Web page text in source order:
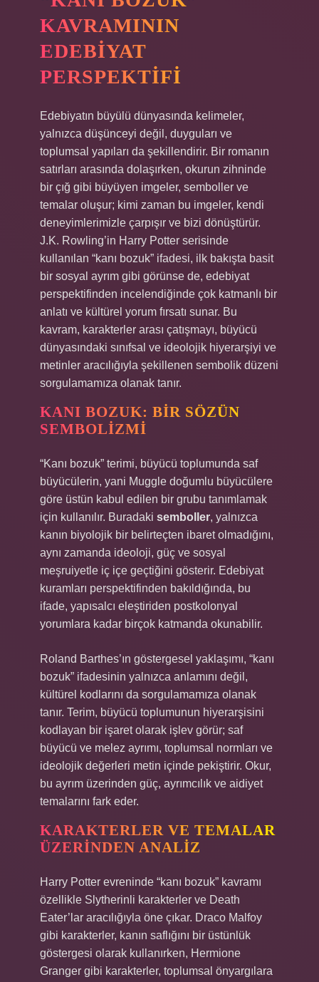
KAVRAMININ
EDEBIYAT
PERSPEKTIFI
Edebiyatın büyülü dünyasında kelimeler,
yalnızca düşünceyi değil, duyguları ve
toplumsal yapıları da şekillendirir. Bir romanın
satırları arasında dolaşırken, okurun zihninde
bir çığ gibi büyüyen imgeler, semboller ve
temalar oluşur; kimi zaman bu imgeler, kendi
deneyimlerimizle çarpışır ve bizi dönüştürür.
J.K. Rowling’in Harry Potter serisinde
kullanılan “kanı bozuk” ifadesi, ilk bakışta basit
bir sosyal ayrım gibi görünse de, edebiyat
perspektifinden incelendiğinde çok katmanlı bir
anlatı ve kültürel yorum fırsatı sunar. Bu
kavram, karakterler arası çatışmayı, büyücü
dünyasındaki sınıfsal ve ideolojik hiyerarşiyi ve
metinler aracılığıyla şekillenen sembolik düzeni
sorgulamamıza olanak tanır.
KANI BOZUK: BIR SÖZÜN
SEMBOLIZMI
“Kanı bozuk” terimi, büyücü toplumunda saf
büyücülerin, yani Muggle doğumlu büyücülere
göre üstün kabul edilen bir grubu tanımlamak
için kullanılır. Buradaki semboller, yalnızca
kanın biyolojik bir belirteçten ibaret olmadığını,
aynı zamanda ideoloji, güç ve sosyal
meşruiyetle iç içe geçtiğini gösterir. Edebiyat
kuramları perspektifinden bakıldığında, bu
ifade, yapısalcı eleştiriden postkolonyal
yorumlara kadar birçok katmanda okunabilir.
Roland Barthes’ın göstergesel yaklaşımı, “kanı
bozuk” ifadesinin yalnızca anlamını değil,
kültürel kodlarını da sorgulamamıza olanak
tanır. Terim, büyücü toplumunun hiyerarşisini
kodlayan bir işaret olarak işlev görür; saf
büyücü ve melez ayrımı, toplumsal normları ve
ideolojik değerleri metin içinde pekiştirir. Okur,
bu ayrım üzerinden güç, ayrımcılık ve aidiyet
temalarını fark eder.
KARAKTERLER VE TEMALAR
ÜZERINDEN ANALIZ
Harry Potter evreninde “kanı bozuk” kavramı
özellikle Slytherinli karakterler ve Death
Eater’lar aracılığıyla öne çıkar. Draco Malfoy
gibi karakterler, kanın saflığını bir üstünlük
göstergesi olarak kullanırken, Hermione
Granger gibi karakterler, toplumsal önyargılara